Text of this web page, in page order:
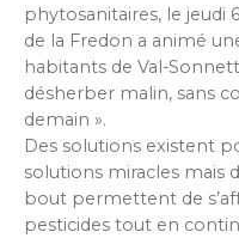
phytosanitaires, le jeudi
de la Fredon a animé
habitants de Val-
désherber malin, sans
demain ».
Des solutions existent
solutions miracles mais
bout permettent de
pesticides tout en